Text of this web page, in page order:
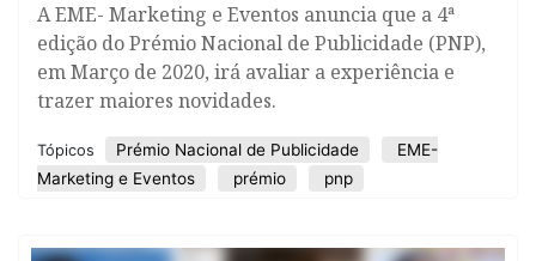
A EME- Marketing e Eventos anuncia que a 4ª
edição do Prémio Nacional de Publicidade (PNP),
em Março de 2020, irá avaliar a experiência e
trazer maiores novidades.
Tópicos Prémio Nacional de Publicidade
EME-
Marketing e Eventos
prémio pnp